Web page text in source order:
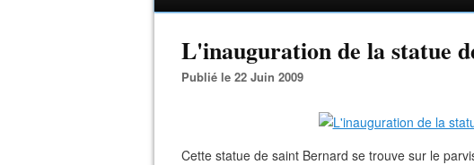
L'inauguration de la statue
Publié le 22 Juin 2009
Cette statue de saint Bernard se trouve sur le